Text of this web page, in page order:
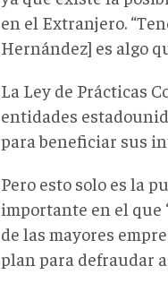
en el Extranjero.
Hernández] es algo
La Ley de Prácticas
entidades
para beneficiar sus
Pero esto solo es la
importante en el que
de las mayores
plan para defraudar